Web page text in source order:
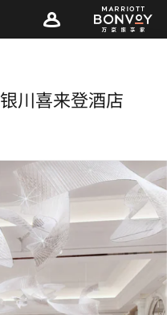
银川喜来登酒店